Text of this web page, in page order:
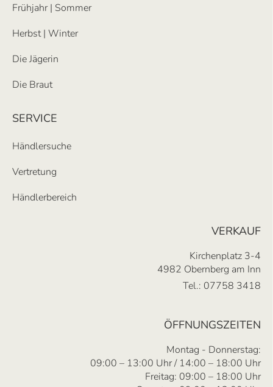
Frühjahr | Sommer
Herbst | Winter
Die Jägerin
Die Braut
SERVICE
Händlersuche
Vertretung
Händlerbereich
VERKAUF
Kirchenplatz 3-4
4982 Obernberg am Inn
Tel.: 07758 3418
ÖFFNUNGSZEITEN
Montag - Donnerstag:
09:00 – 13:00 Uhr / 14:00 – 18:00 Uhr
Freitag: 09:00 – 18:00 Uhr